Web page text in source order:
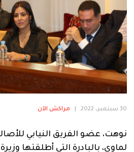
المرأة
فنية
منوعة
30 سبتمبر، 2022 مراكش الآن
نوهت، عضو الفريق النيابي
لماوي، بالبادرة التي أطلقتها